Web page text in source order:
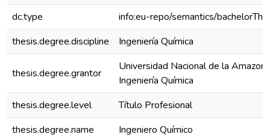
dc.type
info:eu-repo/semantics/
thesis.degree.discipline
Ingeniería Química
thesis.degree.grantor
Universidad Nacional de la
Ingeniería Química
thesis.degree.level
Título Profesional
thesis.degree.name
Ingeniero Químico